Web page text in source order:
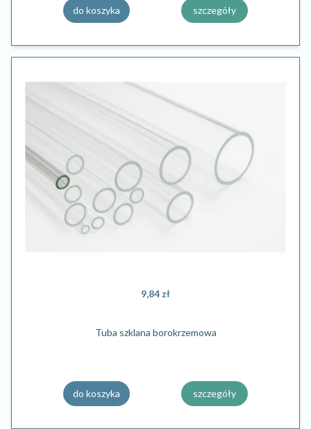
do koszyka szczegóły
9,84 zł
Tuba szklana borokrzemowa
do koszyka szczegóły